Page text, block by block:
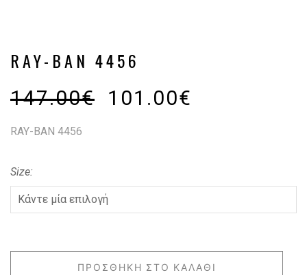
RAY-BAN 4456
147.00€ 101.00€
RAY-BAN 4456
Size
ΠΡΟΣΘΉΚΗ ΣΤΟ ΚΑΛΆΘΙ